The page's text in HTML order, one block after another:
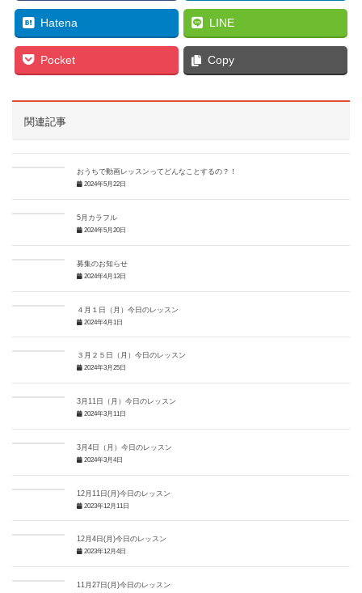
Hatena LINE
Pocket Copy
関連記事
おうちで動画レッスンってどんなことするの？！
2024年5月22日
5月カラフル
2024年5月20日
募集のお知らせ
2024年4月13日
４月１日（月）今日のレッスン
2024年4月1日
３月２５日（月）今日のレッスン
2024年3月25日
3月11日（月）今日のレッスン
2024年3月11日
3月4日（月）今日のレッスン
2024年3月4日
12月11日(月)今日のレッスン
2023年12月11日
12月4日(月)今日のレッスン
2023年12月4日
11月27日(月)今日のレッスン